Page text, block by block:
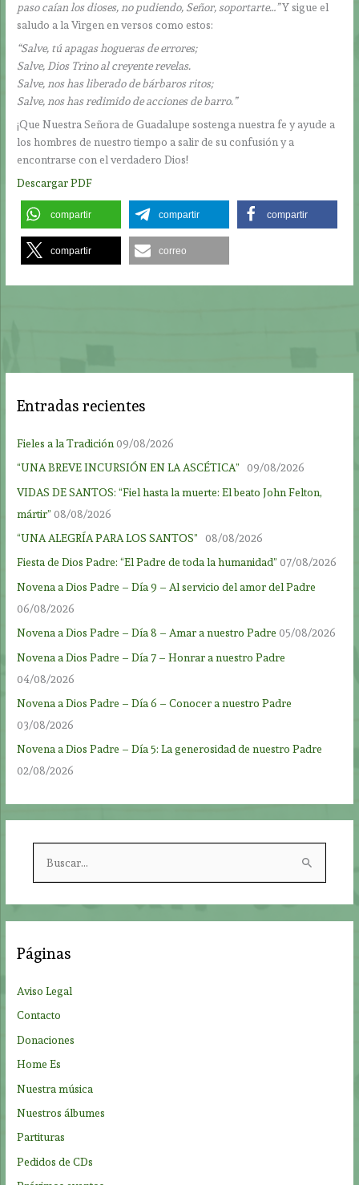
paso caían los dioses, no pudiendo, Señor, soportarte…”Y sigue el
saludo a la Virgen en versos como estos:
“Salve, tú apagas hogueras de errores;
Salve, Dios Trino al creyente revelas.
Salve, nos has liberado de bárbaros ritos;
Salve, nos has redimido de acciones de barro.”
¡Que Nuestra Señora de Guadalupe sostenga nuestra fe y ayude a
los hombres de nuestro tiempo a salir de su confusión y a
encontrarse con el verdadero Dios!
Descargar PDF
compartir compartir compartir
compartir correo
Entradas recientes
Fieles a la Tradición 09/08/2026
“UNA BREVE INCURSIÓN EN LA ASCÉTICA”
09/08/2026
VIDAS DE SANTOS: “Fiel hasta la muerte: El beato John Felton,
mártir” 08/08/2026
“UNA ALEGRÍA PARA LOS SANTOS”
08/08/2026
Fiesta de Dios Padre: “El Padre de toda la humanidad” 07/08/2026
Novena a Dios Padre – Día 9 – Al servicio del amor del Padre
06/08/2026
Novena a Dios Padre – Día 8 – Amar a nuestro Padre 05/08/2026
Novena a Dios Padre – Día 7 – Honrar a nuestro Padre
04/08/2026
Novena a Dios Padre – Día 6 – Conocer a nuestro Padre
03/08/2026
Novena a Dios Padre – Día 5: La generosidad de nuestro Padre
02/08/2026
r
:
Páginas
Aviso Legal
Contacto
Donaciones
Home Es
Nuestra música
Nuestros álbumes
Partituras
Pedidos de CDs